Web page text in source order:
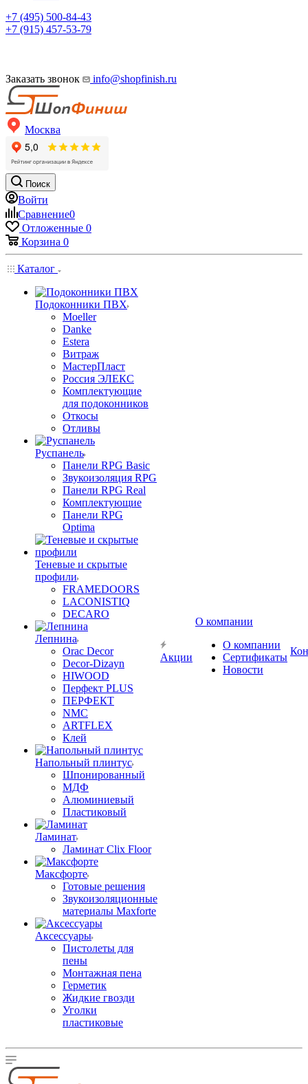
+7 (495) 500-84-43
+7 (915) 457-53-79
Заказать звонок info@shopfinish.ru
Москва
Поиск
Войти
Сравнение0
Отложенные 0
Корзина 0
Каталог
Подоконники ПВХ
Moeller
Danke
Estera
Витраж
МастерПласт
Россия ЭЛЕКС
Комплектующие
для подоконников
Откосы
Отливы
Руспанель
Панели RPG Basic
Звукоизоляция RPG
Панели RPG Real
Комплектующие
Панели RPG
Optima
Теневые и скрытые
профили
FRAMEDOORS
LACONISTIQ
DECARO
Лепнина
Orac Decor
Decor-Dizayn
HIWOOD
Перфект PLUS
ПЕРФЕКТ
NMC
ARTFLEX
Клей
Напольный плинтус
Шпонированный
МДФ
Алюминиевый
Пластиковый
Ламинат
Ламинат Clix Floor
Максфорте
Готовые решения
Звукоизоляционные
материалы Maxforte
Аксессуары
Пистолеты для
пены
Монтажная пена
Герметик
Жидкие гвозди
Уголки
пластиковые
Акции
О компании
О компании
Сертификаты
Новости